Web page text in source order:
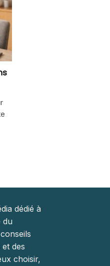
dédié à
du
des
choisir,